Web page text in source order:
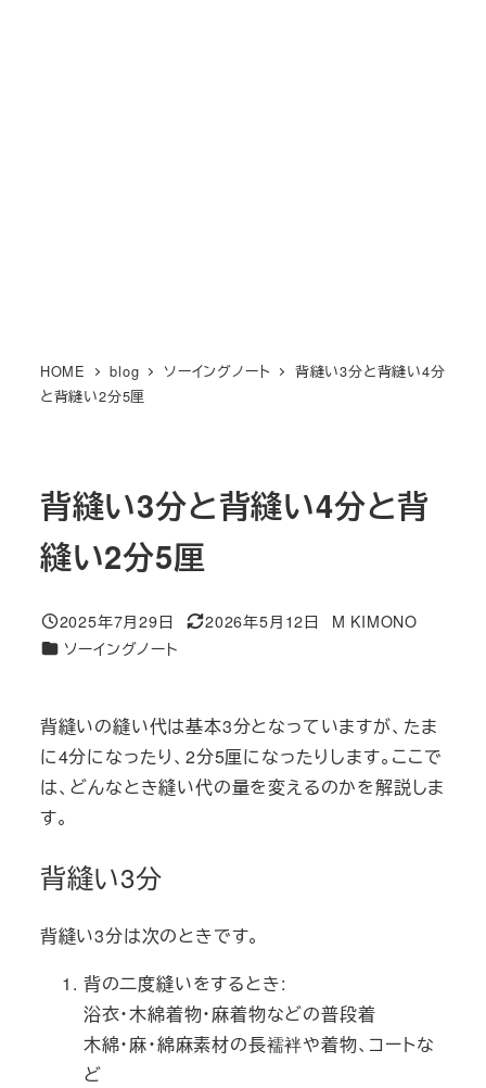
HOME blog ソーイングノート
背縫い3分と背縫い4分
と背縫い2分5厘
背縫い3分と背縫い4分と背
縫い2分5厘
投稿日
2025年7月29日
更新日
2026年5月12日
著
M KIMONO
カテゴリー
ソーイングノート
背縫いの縫い代は基本3分となっていますが、たま
に4分になったり、2分5厘になったりします。ここで
は、どんなとき縫い代の量を変えるのかを解説しま
す。
背縫い3分
背縫い3分は次のときです。
背の二度縫いをするとき:
浴衣・木綿着物・麻着物などの普段着
木綿・麻・綿麻素材の長襦袢や着物、コートな
ど